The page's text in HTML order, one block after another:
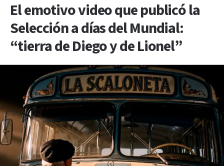
El emotivo video que publicó la
Selección a días del Mundial:
“tierra de Diego y de Lionel”